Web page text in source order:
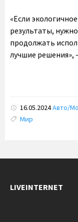
«Если
результаты,
продолжать
лучшие решения»,
16.05.2024Авто/
Tags:
Мир
LIVEINTERNET